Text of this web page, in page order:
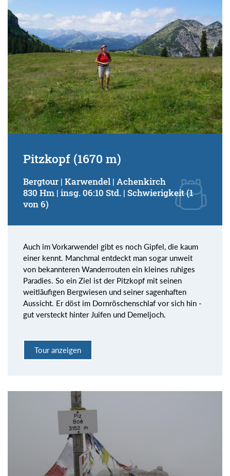
Pitzkopf (1670 m)
Bergtour | Karwendel | Achenkirch
830 Hm | insg. 06:10 Std. | Schwierigkeit (1
von 6)
Auch im Vorkarwendel gibt es noch Gipfel, die kaum
einer kennt. Manchmal entdeckt man sogar unweit
von bekannteren Wanderrouten ein kleines ruhiges
Paradies. So ein Ziel ist der Pitzkopf mit seinen
weitläufigen Bergwiesen und seiner sagenhaften
Aussicht. Er döst im Dornröschenschlaf vor sich hin -
gut versteckt hinter Juifen und Demeljoch.
Tour anzeigen